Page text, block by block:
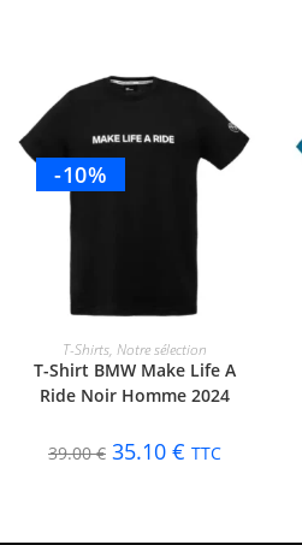
-10%
CHOIX DES OPTIONS
T-Shirts, Notre sélection
T-Shirt BMW Make Life A
Ride Noir Homme 2024
39.00€ 35.10 € TTC